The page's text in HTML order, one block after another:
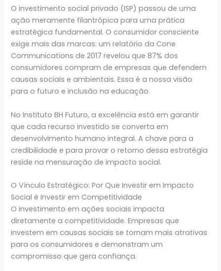
O investimento social privado (ISP) passou de uma
ação meramente filantrópica para uma prática
estratégica fundamental. O consumidor consciente
exige mais das marcas: um relatório da Cone
Communications de 2017 revelou que 87% dos
consumidores compram de empresas que defendem
causas sociais e ambientais. Essa é a nossa visão
para o futuro e inclusão na educação.
No Instituto BH Futuro, a excelência está em garantir
que cada recurso investido se converta em
desenvolvimento humano integral. A chave para a
credibilidade e para provar o retorno dessa estratégia
reside na mensuração de impacto social.
O Vínculo Estratégico: Por Que Investir em Impacto
Social é Investir em Competitividade
O investimento em ações sociais impacta
diretamente a competitividade. Empresas que
investem em causas sociais se tornam mais atrativas
para os consumidores e demonstram um
compromisso que gera confiança.